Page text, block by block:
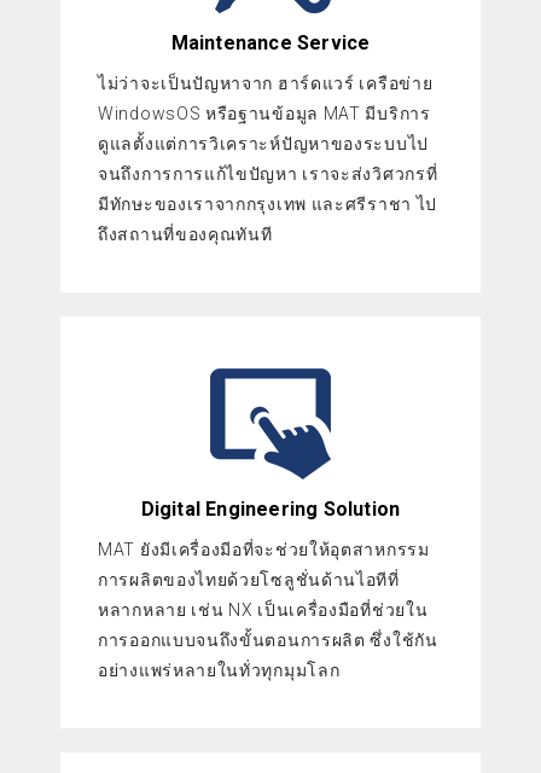
Maintenance Service
ไม่ว่าจะเป็นปัญหาจาก ฮาร์ดแวร์ เครือข่าย
WindowsOS หรือฐานข้อมูล MAT มีบริการ
ดูแลตั้งแต่การวิเคราะห์ปัญหาของระบบไป
จนถึงการการแก้ไขปัญหา เราจะส่งวิศวกรที่
มีทักษะของเราจากกรุงเทพ และศรีราชา ไป
ถึงสถานที่ของคุณทันที
Digital Engineering Solution
MAT ยังมีเครื่องมีอที่จะช่วยให้อุตสาหกรรม
การผลิตของไทยด้วยโซลูชั่นด้านไอทีที่
หลากหลาย เช่น NX เป็นเครื่องมือที่ช่วยใน
การออกแบบจนถึงขั้นตอนการผลิต ซึ่งใช้กัน
อย่างแพร่หลายในทั่วทุกมุมโลก